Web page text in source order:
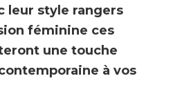
leur style rangers
féminine ces
une touche
à vos